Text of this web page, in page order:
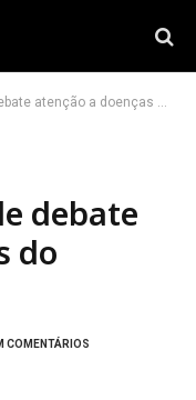
a doenças do sangue no SUS
debate
do
COMENTÁRIOS